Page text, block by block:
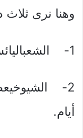
وهنا نرى
1- الشعباليائس يريد تسليم المدينة فوراً.
2-
أيام.